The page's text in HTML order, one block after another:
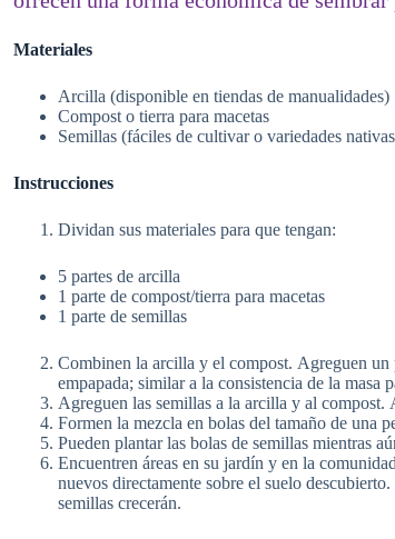
Materiales
Arcilla (disponible en tiendas de manualidades)
Compost o tierra para macetas
Semillas (fáciles de cultivar o variedades
Instrucciones
Dividan sus materiales para que tengan:
5 partes de arcilla
1 parte de compost/tierra para macetas
1 parte de semillas
Combinen la arcilla y el compost. Agreguen un
empapada; similar a la consistencia de la masa
Agreguen las semillas a la arcilla y al compost.
Formen la mezcla en bolas del tamaño de una
Pueden plantar las bolas de semillas mientras
Encuentren áreas en su jardín y en la
nuevos directamente sobre el suelo
semillas crecerán.